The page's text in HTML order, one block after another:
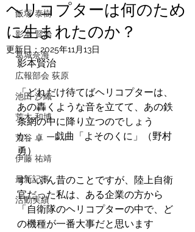
飯塚 泰樹
影本 賢治
葛城奈海
広報部会 荻原
池田 沙織
荒木 和博
荒谷 卓
伊藤 祐靖
最新記事
活動実績
ヘリコプターは何のため
に生まれたのか？
更新日： 2025年11月13日
影本賢治
「どれだけ待てばヘリコプターは、
あの轟くような音を立てて、あの鉄
条網の中に降り立つのでしょう
か。」—戯曲「よそのくに」（野村
勇）
ずいぶん昔のことですが、陸上自衛
官だった私は、ある企業の方から
「自衛隊のヘリコプターの中で、ど
の機種が一番大事だと思います